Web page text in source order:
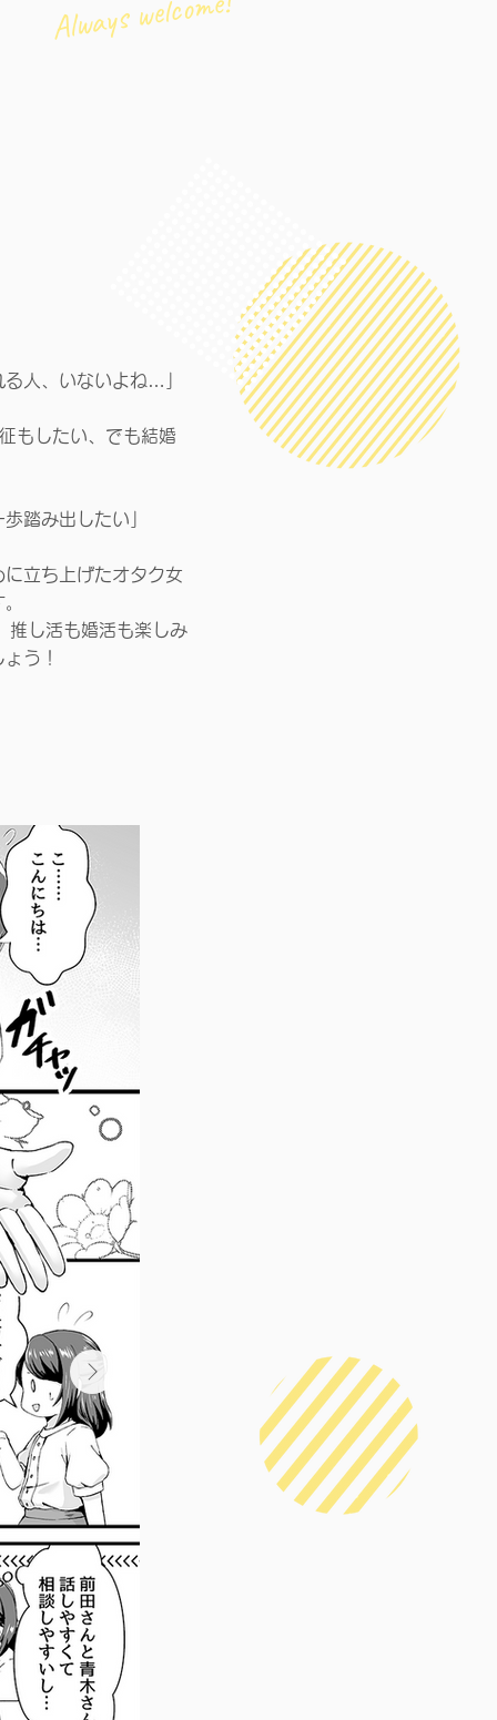
Always welcome!
人、いないよね…」
もしたい、でも結婚
踏み出したい」
立ち上げたオタク女
推し活も婚活も楽しみ
ょう！